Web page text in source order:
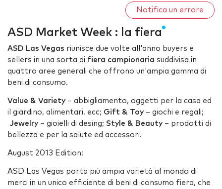
Notifica un errore
ASD Market Week : la fiera
ASD Las Vegas riunisce due volte all'anno buyers e
sellers in una sorta di fiera campionaria suddivisa in
quattro aree generali che offrono un'ampia gamma di
beni di consumo.
Value & Variety– abbigliamento, oggetti per la casa ed
il giardino, alimentari, ecc; Gift & Toy– giochi e regali;
Jewelry– gioielli di desing; Style & Beauty– prodotti di
bellezza e per la salute ed accessori.
August 2013 Edition:
ASD Las Vegas porta più ampia varietà al mondo di
merci in un unico efficiente di beni di consumo fiera, che